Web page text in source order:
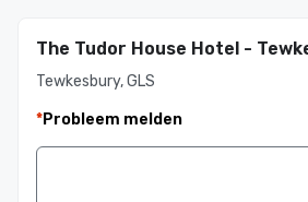
The Tudor House Hotel -
Tewkesbury, GLS
*Probleem melden